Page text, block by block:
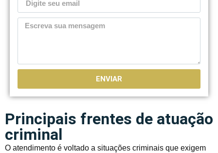
ENVIAR
Principais frentes de atuação
criminal
O atendimento é voltado a situações criminais que exigem